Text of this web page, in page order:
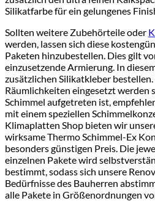
Silikatfarbe für ein gelungenes
Sollten weitere Zubehörteile oder
werden, lassen sich diese
Paketen hinzubestellen. Dies gilt
einzusetzende Armierung. In
zusätzlichen Silikatkleber
Räumlichkeiten eingesetzt werden
Schimmel aufgetreten ist,
mit einem speziellen
Klimaplatten Shop bieten wir
wirksame Thermo Schimmel-Ex
besonders günstigen Preis. Die
einzelnen Pakete wird
bestimmt, sodass sich unsere
Bedürfnisse des Bauherren
alle Pakete in Größenordnungen